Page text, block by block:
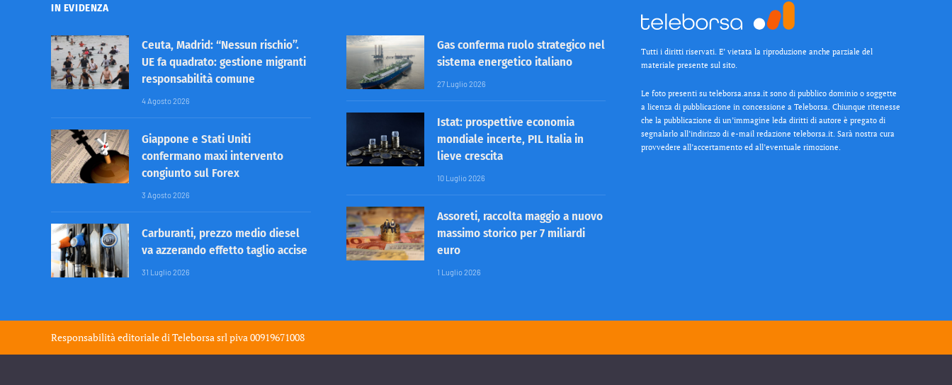
IN EVIDENZA
Ceuta, Madrid: “Nessun rischio”.
UE fa quadrato: gestione migranti
responsabilità comune
4 Agosto 2026
Giappone e Stati Uniti
confermano maxi intervento
congiunto sul Forex
3 Agosto 2026
Carburanti, prezzo medio diesel
va azzerando effetto taglio accise
31 Luglio 2026
Gas conferma ruolo strategico nel
sistema energetico italiano
27 Luglio 2026
Istat: prospettive economia
mondiale incerte, PIL Italia in
lieve crescita
10 Luglio 2026
Assoreti, raccolta maggio a nuovo
massimo storico per 7 miliardi
euro
1 Luglio 2026
Tutti i diritti riservati. E’ vietata la riproduzione anche parziale del
materiale presente sul sito.
Le foto presenti su teleborsa.ansa.it sono di pubblico dominio o soggette
a licenza di pubblicazione in concessione a Teleborsa. Chiunque ritenesse
che la pubblicazione di un’immagine leda diritti di autore è pregato di
segnalarlo all’indirizzo di e-mail redazione teleborsa.it. Sarà nostra cura
provvedere all’accertamento ed all’eventuale rimozione.
Responsabilità editoriale di Teleborsa srl piva 00919671008